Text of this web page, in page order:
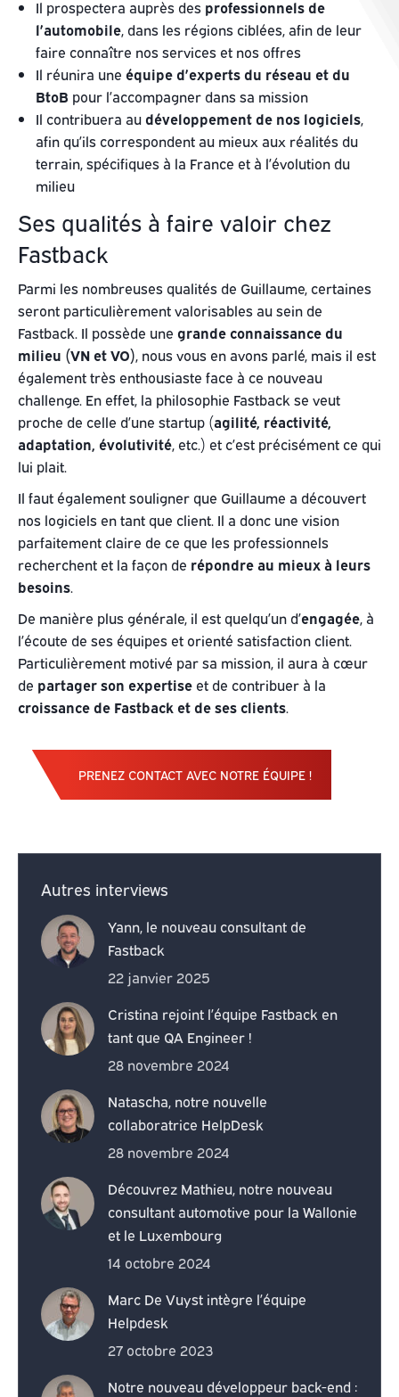
Il prospectera auprès des professionnels de
l’automobile, dans les régions ciblées, afin de leur
faire connaître nos services et nos offres
Il réunira une équipe d’experts du réseau et du
BtoB pour l’accompagner dans sa mission
Il contribuera au développement de nos logiciels,
afin qu’ils correspondent au mieux aux réalités du
terrain, spécifiques à la France et à l’évolution du
milieu
Ses qualités à faire valoir chez
Fastback
Parmi les nombreuses qualités de Guillaume, certaines
seront particulièrement valorisables au sein de
Fastback. Il possède une grande connaissance du
milieu (VN et VO), nous vous en avons parlé, mais il est
également très enthousiaste face à ce nouveau
challenge. En effet, la philosophie Fastback se veut
proche de celle d’une startup (agilité, réactivité,
adaptation, évolutivité, etc.) et c’est précisément ce qui
lui plait.
Il faut également souligner que Guillaume a découvert
nos logiciels en tant que client. Il a donc une vision
parfaitement claire de ce que les professionnels
recherchent et la façon de répondre au mieux à leurs
besoins.
De manière plus générale, il est quelqu’un d’engagée, à
l’écoute de ses équipes et orienté satisfaction client.
Particulièrement motivé par sa mission, il aura à cœur
de partager son expertise et de contribuer à la
croissance de Fastback et de ses clients.
PRENEZ CONTACT AVEC NOTRE ÉQUIPE !
Autres interviews
Yann, le nouveau consultant de
Fastback
22 janvier 2025
Cristina rejoint l’équipe Fastback en
tant que QA Engineer !
28 novembre 2024
Natascha, notre nouvelle
collaboratrice HelpDesk
28 novembre 2024
Découvrez Mathieu, notre nouveau
consultant automotive pour la Wallonie
et le Luxembourg
14 octobre 2024
Marc De Vuyst intègre l’équipe
Helpdesk
27 octobre 2023
Notre nouveau développeur back-end :